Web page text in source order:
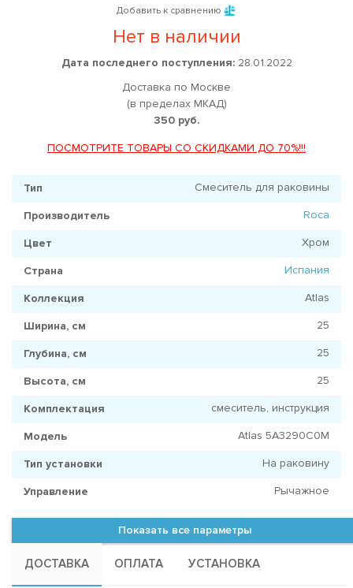
Добавить к сравнению
Нет в наличии
Дата последнего поступления:28.01.2022
Доставка по Москве
(в пределах МКАД)
350 руб.
ПОСМОТРИТЕ ТОВАРЫ СО СКИДКАМИ ДО 70%!!!
Тип Смеситель для раковины
Производитель Roca
Цвет Хром
Страна Испания
Коллекция Atlas
Ширина, см 25
Глубина, см 25
Высота, см 25
Комплектация смеситель, инструкция
Модель Atlas 5A3290C0M
Тип установки На раковину
Управление Рычажное
Показать все параметры
ДОСТАВКА ОПЛАТА УСТАНОВКА